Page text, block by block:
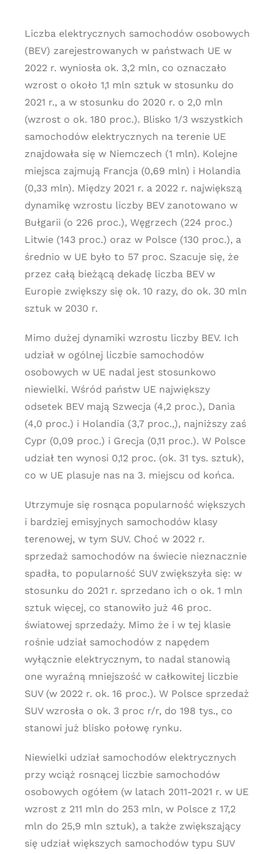
Liczba elektrycznych samochodów osobowych
(BEV) zarejestrowanych w państwach UE w
2022 r. wyniosła ok. 3,2 mln, co oznaczało
wzrost o około 1,1 mln sztuk w stosunku do
2021 r., a w stosunku do 2020 r. o 2,0 mln
(wzrost o ok. 180 proc.). Blisko 1/3 wszystkich
samochodów elektrycznych na terenie UE
znajdowała się w Niemczech (1 mln). Kolejne
miejsca zajmują Francja (0,69 mln) i Holandia
(0,33 mln). Między 2021 r. a 2022 r. największą
dynamikę wzrostu liczby BEV zanotowano w
Bułgarii (o 226 proc.), Węgrzech (224 proc.)
Litwie (143 proc.) oraz w Polsce (130 proc.), a
średnio w UE było to 57 proc. Szacuje się, że
przez całą bieżącą dekadę liczba BEV w
Europie zwiększy się ok. 10 razy, do ok. 30 mln
sztuk w 2030 r.
Mimo dużej dynamiki wzrostu liczby BEV. Ich
udział w ogólnej liczbie samochodów
osobowych w UE nadal jest stosunkowo
niewielki. Wśród państw UE największy
odsetek BEV mają Szwecja (4,2 proc.), Dania
(4,0 proc.) i Holandia (3,7 proc.,), najniższy zaś
Cypr (0,09 proc.) i Grecja (0,11 proc.). W Polsce
udział ten wynosi 0,12 proc. (ok. 31 tys. sztuk),
co w UE plasuje nas na 3. miejscu od końca.
Utrzymuje się rosnąca popularność większych
i bardziej emisyjnych samochodów klasy
terenowej, w tym SUV. Choć w 2022 r.
sprzedaż samochodów na świecie nieznacznie
spadła, to popularność SUV zwiększyła się: w
stosunku do 2021 r. sprzedano ich o ok. 1 mln
sztuk więcej, co stanowiło już 46 proc.
światowej sprzedaży. Mimo że i w tej klasie
rośnie udział samochodów z napędem
wyłącznie elektrycznym, to nadal stanowią
one wyraźną mniejszość w całkowitej liczbie
SUV (w 2022 r. ok. 16 proc.). W Polsce sprzedaż
SUV wzrosła o ok. 3 proc r/r, do 198 tys., co
stanowi już blisko połowę rynku.
Niewielki udział samochodów elektrycznych
przy wciąż rosnącej liczbie samochodów
osobowych ogółem (w latach 2011-2021 r. w UE
wzrost z 211 mln do 253 mln, w Polsce z 17,2
mln do 25,9 mln sztuk), a także zwiększający
się udział większych samochodów typu SUV